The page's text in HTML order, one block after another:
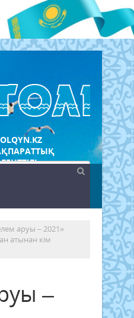
аруы – 2021»
атынан кім
–